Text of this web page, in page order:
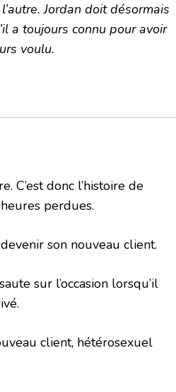
Jordan doit désormais
a toujours connu pour avoir
voulu.
C’est donc l’histoire de
perdues.
son nouveau client.
sur l’occasion lorsqu’il
client, hétérosexuel